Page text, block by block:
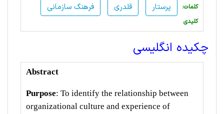
فرهنگ سازمانی قلدری پرستار
:کلمات
کلیدی
چکیده انگلیسی
Abstract
Purpose: To identify the relationship between
organizational culture and experience of